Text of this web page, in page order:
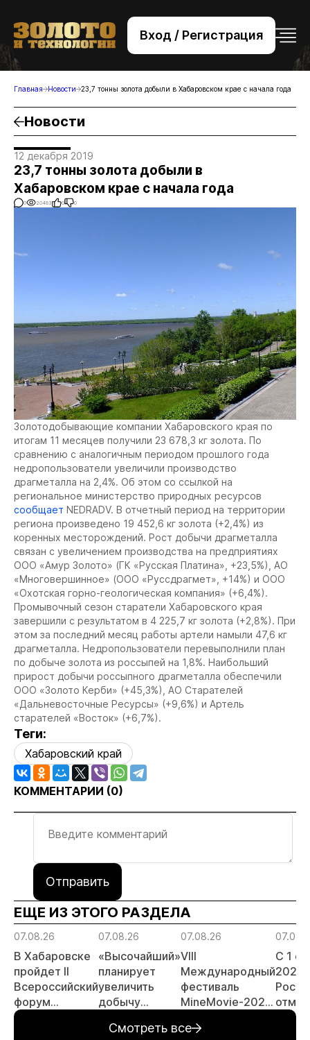
Вход / Регистрация
+7 (495) 221-76-32
bsv@zolteh.ru
Главная Новости 23,7 тонны золота добыли в Хабаровском крае с начала года
Новости
12 декабря 2019
23,7 тонны золота добыли в
Хабаровском крае с начала года
0 20483 0 0
Золотодобывающие компании Хабаровского края по
итогам 11 месяцев получили 23 678,3 кг золота. По
сравнению с аналогичным периодом прошлого года
недропользователи увеличили производство
драгметалла на 2,4%. Об этом со ссылкой на
региональное министерство природных ресурсов
сообщает NEDRADV. В отчетный период на территории
региона произведено 19 452,6 кг золота (+2,4%) из
коренных месторождений. Рост добычи драгметалла
связан с увеличением производства на предприятиях
ООО «Амур Золото» (ГК «Русская Платина», +23,5%), АО
«Многовершинное» (ООО «Руссдрагмет», +14%) и ООО
«Охотская горно-геологическая компания» (+6,4%).
Промывочный сезон старатели Хабаровского края
завершили с результатом в 4 225,7 кг золота (+2,8%). При
этом за последний месяц работы артели намыли 47,6 кг
драгметалла. Недропользователи перевыполнили план
по добыче золота из россыпей на 1,8%. Наибольший
прирост добычи россыпного драгметалла обеспечили
ООО «Золото Керби» (+45,3%), АО Старателей
«Дальневосточные Ресурсы» (+9,6%) и Артель
старателей «Восток» (+6,7%).
Теги:
Хабаровский край
КОММЕНТАРИИ (0)
Отправить
ЕЩЕ ИЗ ЭТОГО РАЗДЕЛА
07.08.26
В Хабаровске
пройдет II
Всероссийский
форум
«Россыпное
07.08.26
«Высочайший»
планирует
увеличить
добычу
тонн в 2026
07.08.26
VIII
Международный
фестиваль
MineMovie-2026
заявок
С 1
2026
Смотреть все